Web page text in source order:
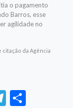
o pagamento
Barros, esse
agilidade no
da Agência
Telegram
Share